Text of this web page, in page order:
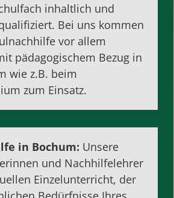
inhaltlich und
Bei uns kommen
vor allem
pädagogischem Bezug in
wie z.B. beim
zum Einsatz.
in Bochum: Unsere
und Nachhilfelehrer
Einzelunterricht, der